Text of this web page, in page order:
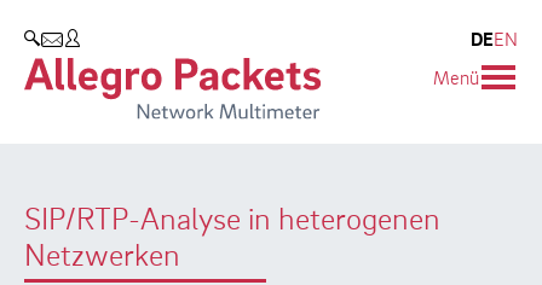
SUCHEN
DEEN
Menü
SIP/RTP-Analyse in heterogenen
Netzwerken
Allegro Network Multimeter
Produktübersicht
Use Cases
Whitepaper
Case Studies
Unternehmen
Partner
Umweltschutz